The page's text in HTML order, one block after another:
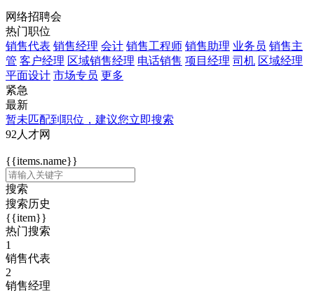
网络招聘会
热门职位
销售代表 销售经理 会计 销售工程师 销售助理 业务员 销售主
管 客户经理 区域销售经理 电话销售 项目经理 司机 区域经理
平面设计 市场专员 更多
紧急
最新
暂未匹配到职位，建议您立即搜索
92人才网
{{items.name}}
搜索
搜索历史
{{item}}
热门搜索
1
销售代表
2
销售经理